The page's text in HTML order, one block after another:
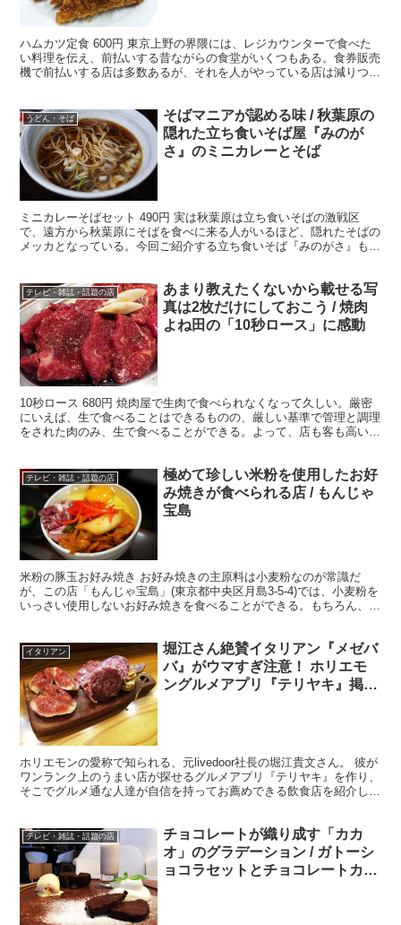
ハムカツ定食 600円 東京上野の界隈には、レジカウンターで食べた
い料理を伝え、前払いする昔ながらの食堂がいくつもある。食券販売
機で前払いする店は多数あるが、それを人がやっている店は減りつつ
うどん・そば
そばマニアが認める味 / 秋葉原の
隠れた立ち食いそば屋『みのが
さ』のミニカレーとそば
ミニカレーそばセット 490円 実は秋葉原は立ち食いそばの激戦区
で、遠方から秋葉原にそばを食べに来る人がいるほど、隠れたそばの
メッカとなっている。今回ご紹介する立ち食いそば『みのがさ』も、
テレビ・雑誌・話題の店
あまり教えたくないから載せる写
真は2枚だけにしておこう / 焼肉
よね田の「10秒ロース」に感動
10秒ロース 680円 焼肉屋で生肉で食べられなくなって久しい。厳密
にいえば、生で食べることはできるものの、厳しい基準で管理と調理
をされた肉のみ、生で食べることができる。よって、店も客も高いハ
テレビ・雑誌・話題の店
極めて珍しい米粉を使用したお好
み焼きが食べられる店 / もんじゃ
宝島
米粉の豚玉お好み焼き お好み焼きの主原料は小麦粉なのが常識だ
が、この店「もんじゃ宝島」(東京都中央区月島3-5-4)では、小麦粉を
いっさい使用しないお好み焼きを食べることができる。もちろん、も
イタリアン
堀江さん絶賛イタリアン『メゼバ
バ』がウマすぎ注意！ ホリエモ
ングルメアプリ『テリヤキ』掲載
ホリエモンの愛称で知られる、元livedoor社長の堀江貴文さん。 彼が
ワンランク上のうまい店が探せるグルメアプリ『テリヤキ』を作り、
そこでグルメ通な人達が自信を持ってお薦めできる飲食店を紹介して
テレビ・雑誌・話題の店
チョコレートが織り成す「カカ
オ」のグラデーション / ガトーシ
ョコラセットとチョコレートカク